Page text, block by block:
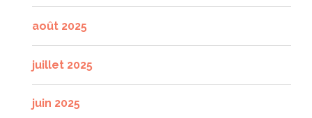
août 2025
juillet 2025
juin 2025